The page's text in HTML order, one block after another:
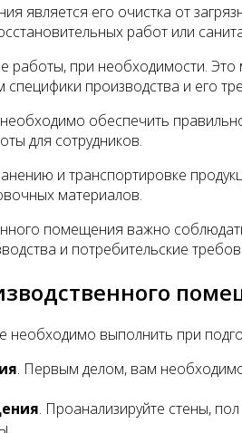
является его очистка от
работ или
работы, при необходимости.
производства и его
обеспечить
для сотрудников.
и транспортировке
материалов.
помещения важно
и потребительские
необходимо выполнить при
. Первым делом, вам
. Проанализируйте стены,